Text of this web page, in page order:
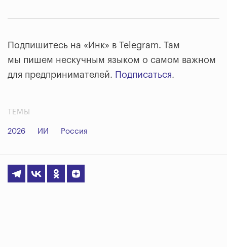
Подпишитесь на «Инк» в Telegram. Там
мы пишем нескучным языком о самом важном
для предпринимателей. Подписаться.
ТЕМЫ
2026 ИИ Россия